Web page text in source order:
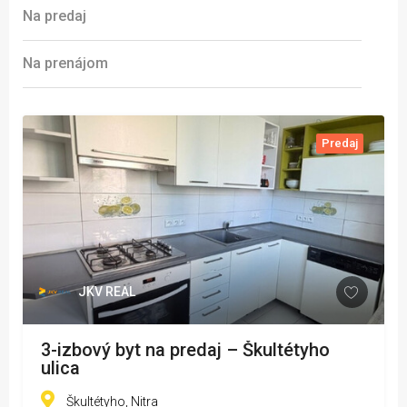
Na predaj
Na prenájom
Predaj
JKV REAL
3-izbový byt na predaj – Škultétyho
ulica
Škultétyho, Nitra